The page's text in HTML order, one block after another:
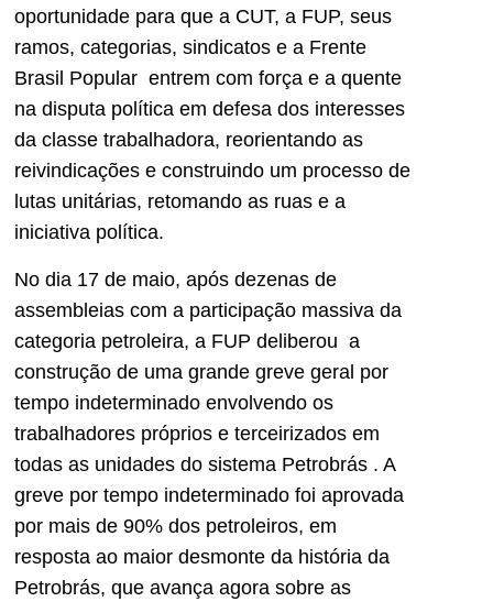
oportunidade para que a CUT, a FUP, seus
ramos, categorias, sindicatos e a Frente
Brasil Popular entrem com força e a quente
na disputa política em defesa dos interesses
da classe trabalhadora, reorientando as
reivindicações e construindo um processo de
lutas unitárias, retomando as ruas e a
iniciativa política.
No dia 17 de maio, após dezenas de
assembleias com a participação massiva da
categoria petroleira, a FUP deliberou a
construção de uma grande greve geral por
tempo indeterminado envolvendo os
trabalhadores próprios e terceirizados em
todas as unidades do sistema Petrobrás . A
greve por tempo indeterminado foi aprovada
por mais de 90% dos petroleiros, em
resposta ao maior desmonte da história da
Petrobrás, que avança agora sobre as